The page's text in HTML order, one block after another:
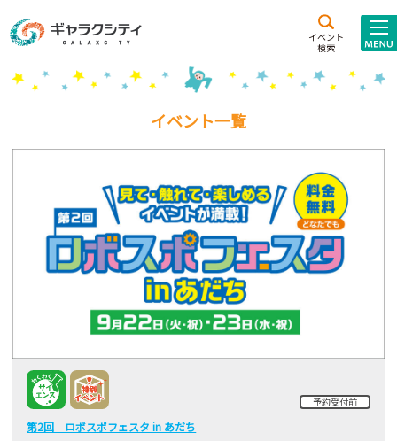
イベント
検索
施設案内
こども
西新井
施設･
こどもみーてぃんぐ
Gがくえん
イベントレポート
イベント一覧
予約受付前
第2回 ロボスポフェスタ in あだち